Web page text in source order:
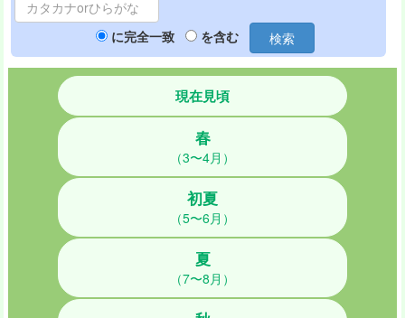
に完全一致 を含む 検索
現在見頃
春
（3〜4月）
初夏
（5〜6月）
夏
（7〜8月）